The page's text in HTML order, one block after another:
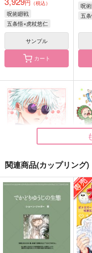
さいろく ことらにっ
き３
Harm
3,929円 （税込）
作品詳細
し
色
五
円 （税込）
呪術廻戦
五条悟×虎杖悠仁
サンプル
カート
呪
五
Harm
1,887円（税込）
呪術廻戦
五条悟×虎杖悠仁
こ
944
呪
五
関連商品(カップリング)